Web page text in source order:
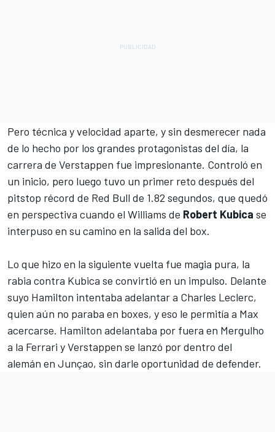
Pero técnica y velocidad aparte, y sin desmerecer nada
de lo hecho por los grandes protagonistas del día, la
carrera de Verstappen fue impresionante. Controló en
un inicio, pero luego tuvo un primer reto después del
pitstop récord de Red Bull de 1.82 segundos, que quedó
en perspectiva cuando el Williams de Robert Kubica se
interpuso en su camino en la salida del box.
Lo que hizo en la siguiente vuelta fue magia pura, la
rabia contra Kubica se convirtió en un impulso. Delante
suyo Hamilton intentaba adelantar a Charles Leclerc,
quien aún no paraba en boxes, y eso le permitía a Max
acercarse. Hamilton adelantaba por fuera en Mergulho
a la Ferrari y Verstappen se lanzó por dentro del
alemán en Junçao, sin darle oportunidad de defender.